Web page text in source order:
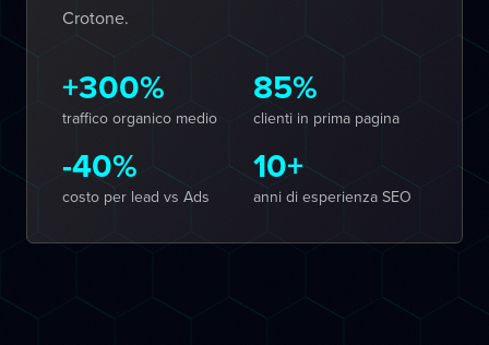
Crotone.
+300%
traffico organico medio
85%
clienti in prima pagina
-40%
costo per lead vs Ads
10+
anni di esperienza SEO